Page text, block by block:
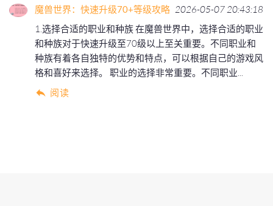
魔兽世界：快速升级70+等级攻略 2026-05-07 20:43:18
1.选择合适的职业和种族 在魔兽世界中，选择合适的职业
和种族对于快速升级至70级以上至关重要。不同职业和
种族有着各自独特的优势和特点，可以根据自己的游戏风
格和喜好来选择。 职业的选择非常重要。不同职业...
阅读